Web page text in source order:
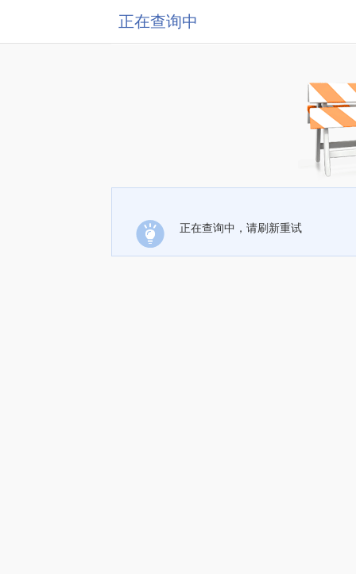
正在查询中
正在查询中，请刷新重试